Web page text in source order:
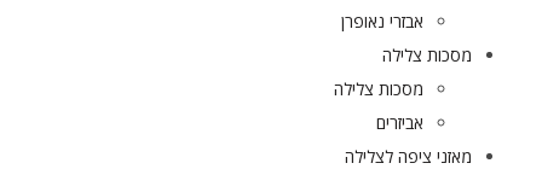
אבזרי נאופרן
מסכות צלילה
מסכות צלילה
אביזרים
מאזני ציפה לצלילה